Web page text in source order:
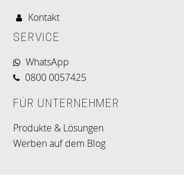
Kontakt
SERVICE
WhatsApp
0800 0057425
FÜR UNTERNEHMER
Produkte & Lösungen
Werben auf dem Blog